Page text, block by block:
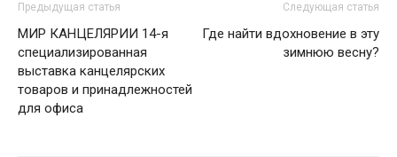
Предыдущая статья
МИР КАНЦЕЛЯРИИ 14-я
специализированная
выставка канцелярских
товаров и принадлежностей
для офиса
Следующая статья
Где найти вдохновение в эту
зимнюю весну?